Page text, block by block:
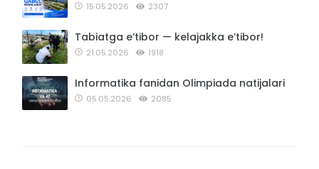
15.05.2026 2307
Tabiatga e’tibor — kelajakka e’tibor!
21.05.2026 1918
Informatika fanidan Olimpiada natijalari
05.05.2026 2085